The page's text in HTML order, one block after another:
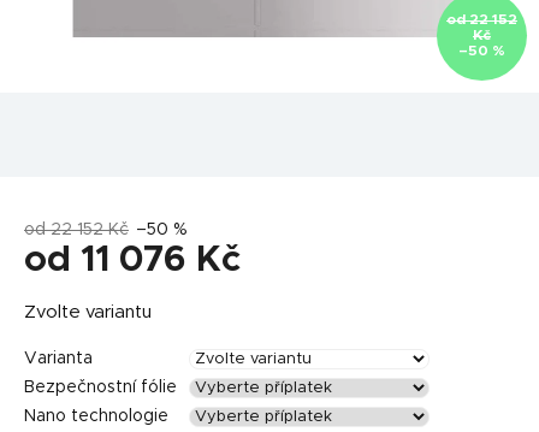
od 22 152
Kč
–50 %
od 22 152 Kč –50 %
od 11 076 Kč
cena:
Zvolte variantu
Varianta
Bezpečnostní fólie
Nano technologie